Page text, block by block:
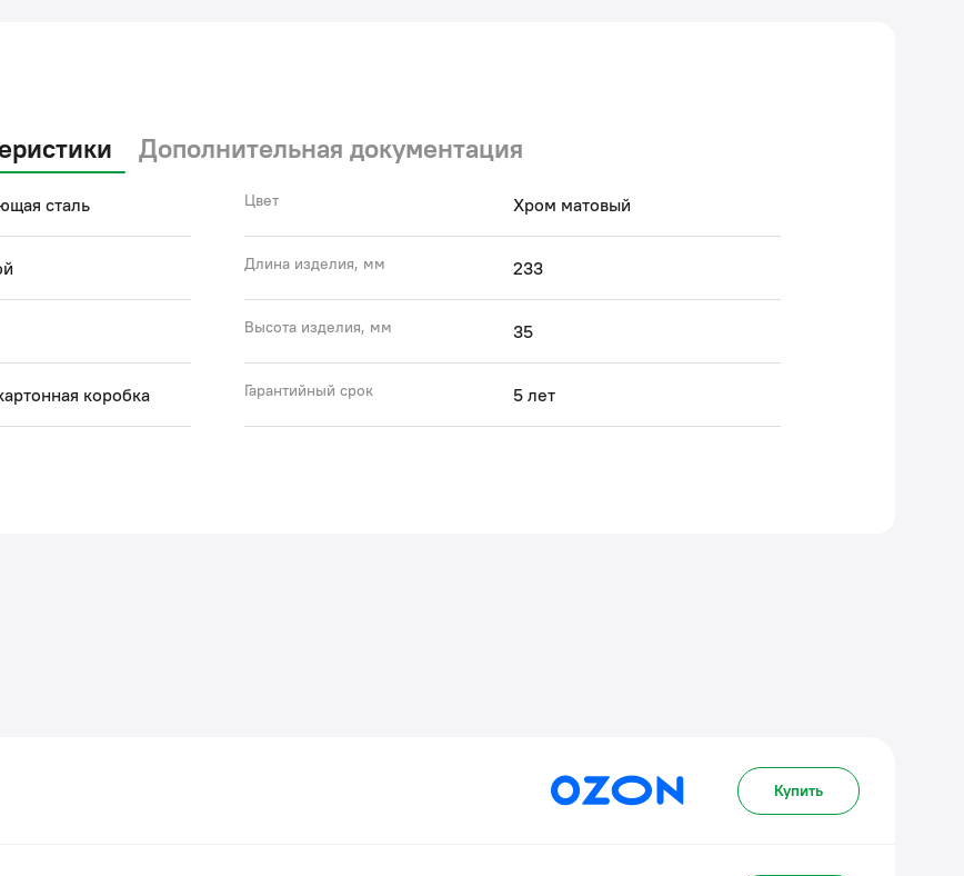
Дополнительная документация
сталь Цвет Хром матовый
Длина изделия, мм 233
Высота изделия, мм 35
коробка Гарантийный срок 5 лет
Купить